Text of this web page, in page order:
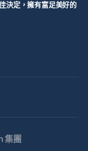
決定，擁有富足美好的
集團